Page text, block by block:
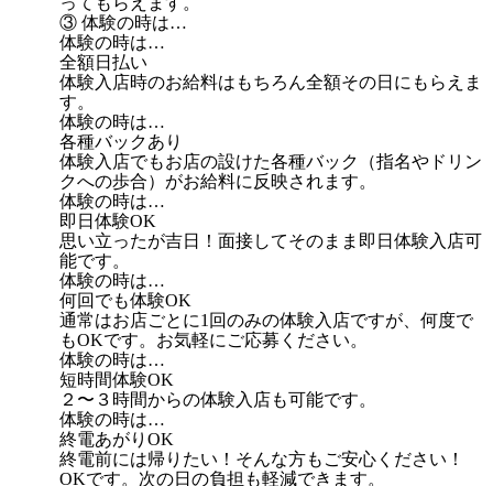
③ 体験の時は…
体験の時は…
全額日払い
体験入店時のお給料はもちろん全額その日にもらえま
す。
体験の時は…
各種バックあり
体験入店でもお店の設けた各種バック（指名やドリン
クへの歩合）がお給料に反映されます。
体験の時は…
即日体験OK
思い立ったが吉日！面接してそのまま即日体験入店可
能です。
体験の時は…
何回でも体験OK
通常はお店ごとに1回のみの体験入店ですが、何度で
もOKです。お気軽にご応募ください。
体験の時は…
短時間体験OK
２〜３時間からの体験入店も可能です。
体験の時は…
終電あがりOK
終電前には帰りたい！そんな方もご安心ください！
OKです。次の日の負担も軽減できます。